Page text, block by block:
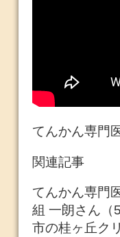
てんかん専門
関連記事
てんかん専門
組 一朗さん（
市の桂ヶ丘ク